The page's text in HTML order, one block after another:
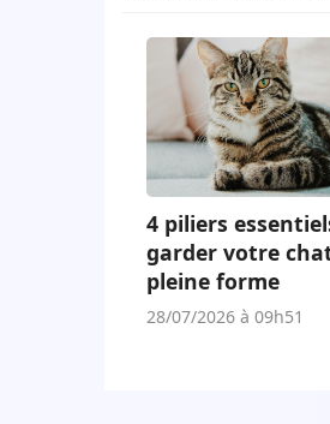
4 piliers
garder votre
pleine forme
28/07/2026 à 09h51